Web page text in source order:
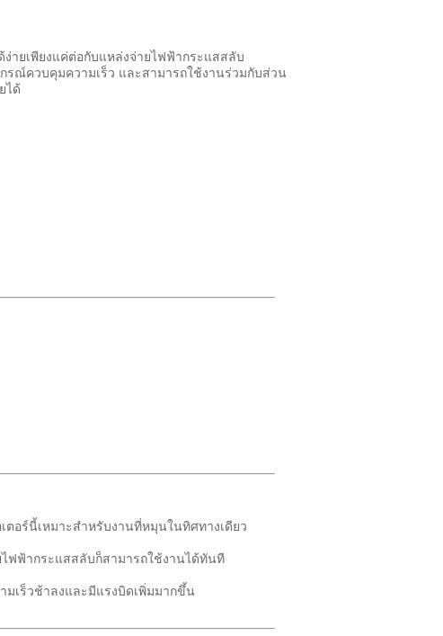
ายเพียงแค่ต่อกับแหล่งจ่ายไฟฟ้ากระแสสลับ
รณ์ควบคุมความเร็ว และสามารถใช้งานร่วมกับส่วน
ได้
ตอร์นี้เหมาะสำหรับงานที่หมุนในทิศทางเดียว
ฟฟ้ากระแสสลับก็สามารถใช้งานได้ทันที
มเร็วช้าลงและมีแรงบิดเพิ่มมากขึ้น